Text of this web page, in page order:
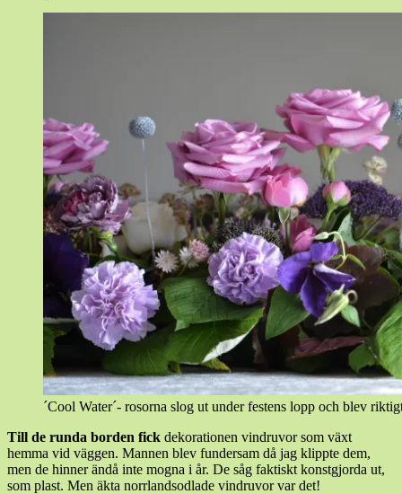
´Cool Water´- rosorna slog ut under festens lopp och blev
Till de runda borden fick dekorationen vindruvor som växt
hemma vid väggen. Mannen blev fundersam då jag klippte dem,
men de hinner ändå inte mogna i år. De såg faktiskt konstgjorda ut,
som plast. Men äkta norrlandsodlade vindruvor var det!